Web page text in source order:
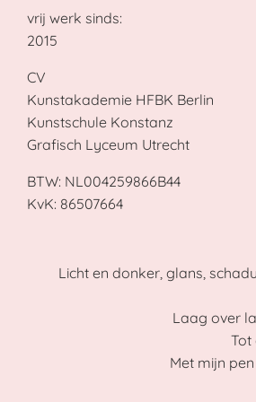
vrij werk sinds:
2015
CV
Kunstakademie HFBK Berlin
Kunstschule Konstanz
Grafisch Lyceum Utrecht
BTW: NL004259866B44
KvK: 86507664
Licht en donker, glans,
Laag over
Tot
Met mijn